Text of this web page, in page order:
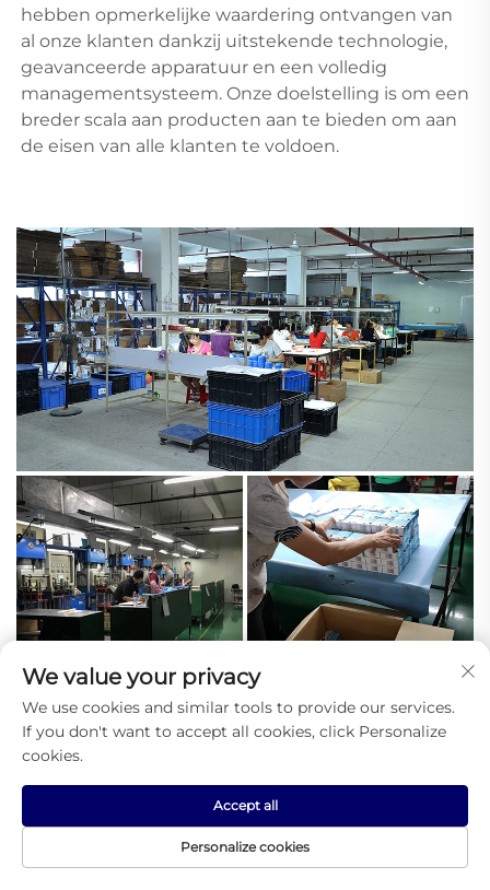
hebben opmerkelijke waardering ontvangen van
al onze klanten dankzij uitstekende technologie,
geavanceerde apparatuur en een volledig
managementsysteem. Onze doelstelling is om een
breder scala aan producten aan te bieden om aan
de eisen van alle klanten te voldoen.
Onze diensten
1. OEM/ODM-service en ondersteuning
We value your privacy
We use cookies and similar tools to provide our services.
If you don't want to accept all cookies, click Personalize
cookies.
Personalize cookies
Accept all